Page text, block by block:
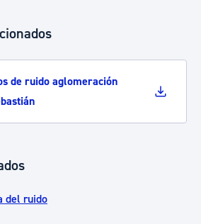
de ruido aglomeración
del ruido